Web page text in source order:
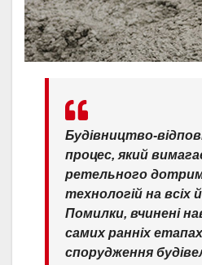
Будівництво-
процес, який
ретельного
технологій на всіх
Помилки, вчинені
самих ранніх етапах
спорудження